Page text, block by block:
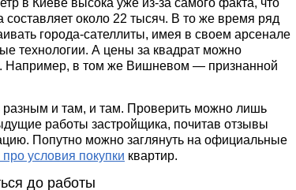
около 22 тысяч. В то же время ряд
города-сателлиты, имея в своем арсенале
технологии. А цены за квадрат можно
Например, в том же Вишневом — признанной
разным и там, и там. Проверить можно лишь
работы застройщика, почитав отзывы
Попутно можно заглянуть на официальные
про условия покупки квартир.
до работы